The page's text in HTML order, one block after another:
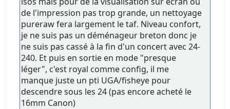
de l'impression pas trop grande, un nettoyage
pureraw fera largement le taf. Niveau confort,
je ne suis pas un déménageur breton donc je
ne suis pas cassé à la fin d'un concert avec 24-
240. Et puis en sortie en mode "presque
léger", c'est royal comme config, il me
manque juste un pti UGA/fisheye pour
descendre sous les 24 (pas encore acheté le
16mm Canon)